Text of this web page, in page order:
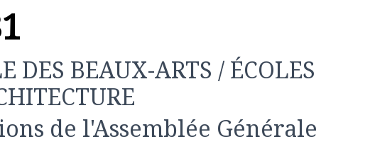
DES BEAUX-ARTS / ÉCOLES
de l'Assemblée Générale